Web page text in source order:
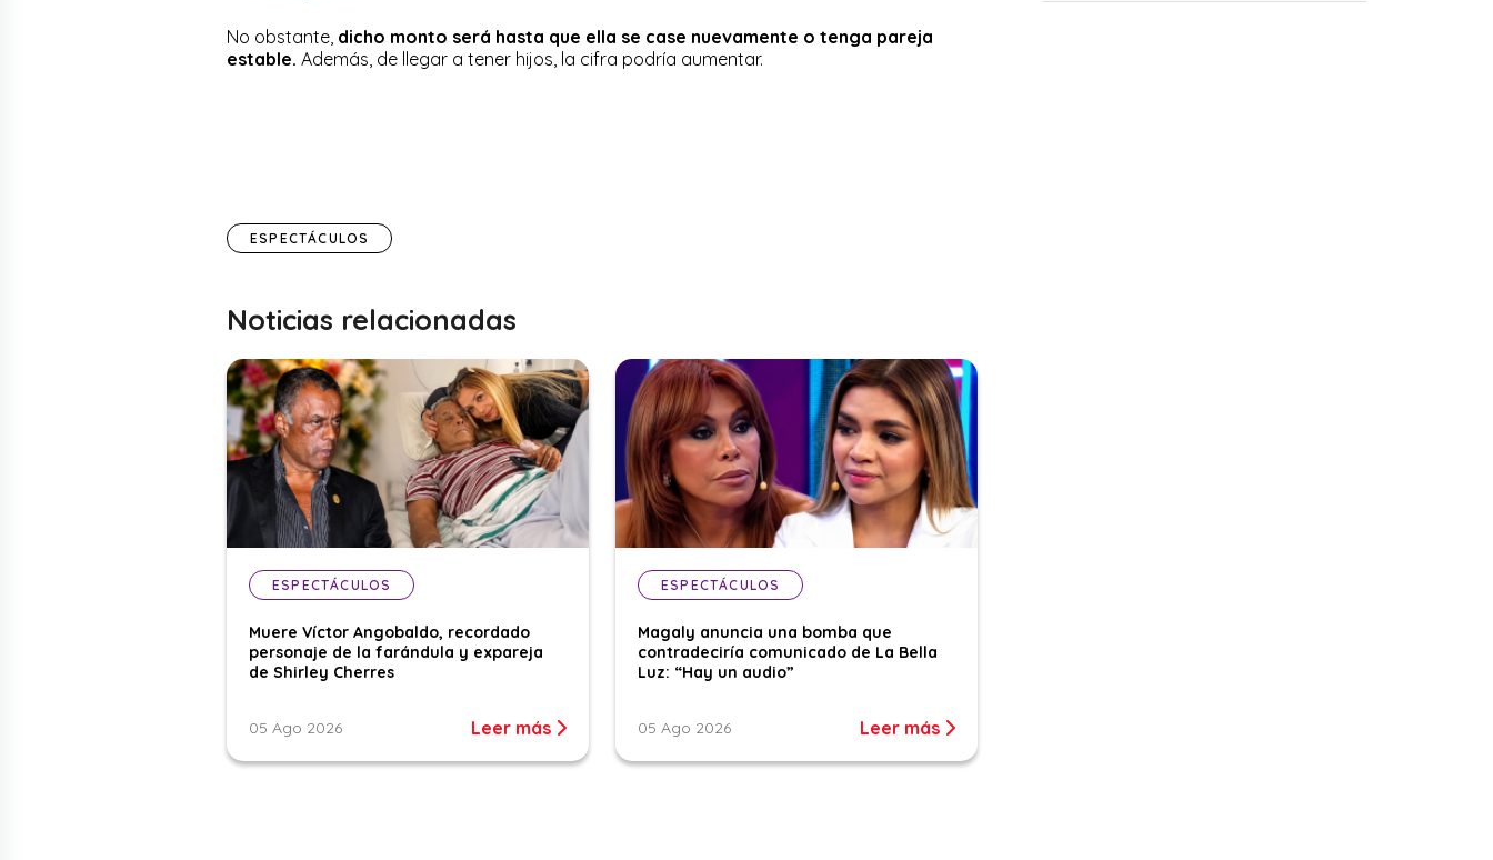
No obstante, dicho monto será hasta que ella se case nuevamente o tenga pareja
estable. Además, de llegar a tener hijos, la cifra podría aumentar.
ESPECTÁCULOS
Noticias relacionadas
ESPECTÁCULOS
Muere Víctor Angobaldo, recordado
personaje de la farándula y expareja
de Shirley Cherres
05 Ago 2026 Leer más
ESPECTÁCULOS
Magaly anuncia una bomba que
contradeciría comunicado de La Bella
Luz: “Hay un audio”
05 Ago 2026 Leer más